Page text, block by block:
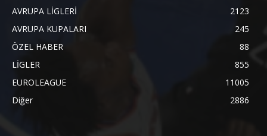
AVRUPA LİGLERİ
2123
AVRUPA KUPALARI
245
ÖZEL HABER
88
LİGLER
855
EUROLEAGUE
11005
Diğer
2886